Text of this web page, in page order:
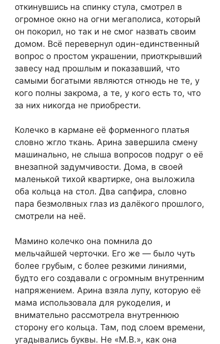
откинувшись на спинку стула, смотрел в
огромное окно на огни мегаполиса, который
он покорил, но так и не смог назвать своим
домом. Всё перевернул один-единственный
вопрос о простом украшении, приоткрывший
завесу над прошлым и показавший, что
самыми богатыми являются отнюдь не те, у
кого полны закрома, а те, у кого есть то, что
за них никогда не приобрести.
Колечко в кармане её форменного платья
словно жгло ткань. Арина завершила смену
машинально, не слыша вопросов подруг о её
внезапной задумчивости. Дома, в своей
маленькой тихой квартирке, она выложила
оба кольца на стол. Два сапфира, словно
пара безмолвных глаз из далёкого прошлого,
смотрели на неё.
Мамино колечко она помнила до
мельчайшей черточки. Его же — было чуть
более грубым, с более резкими линиями,
будто его создавали с огромным внутренним
напряжением. Арина взяла лупу, которую её
мама использовала для рукоделия, и
внимательно рассмотрела внутреннюю
сторону его кольца. Там, под слоем времени,
угадывались буквы. Не «М.В.», как она